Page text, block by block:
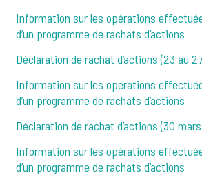
Information sur les opérations
d’un programme de rachats d’actions
Déclaration de rachat d’actions (23 au
Information sur les opérations
d’un programme de rachats d’actions
Déclaration de rachat d’actions (30
Information sur les opérations
d’un programme de rachats d’actions